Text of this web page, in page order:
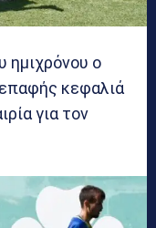
ημιχρόνου ο
κεφαλιά
για τον